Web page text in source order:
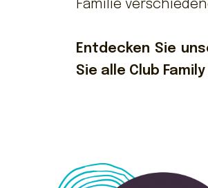
Familie
Entdecken Sie
Sie alle Club